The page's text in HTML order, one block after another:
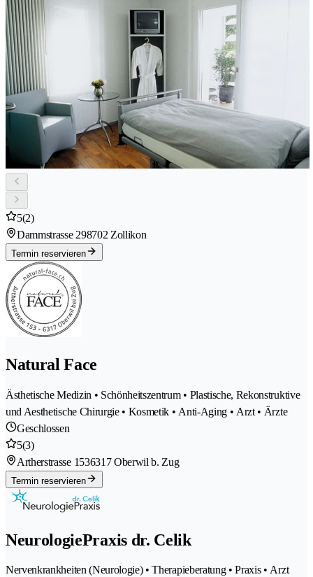
5(2)
Dammstrasse 298702 Zollikon
Termin reservieren
Natural Face
Ästhetische Medizin • Schönheitszentrum • Plastische, Rekonstruktive
und Aesthetische Chirurgie • Kosmetik • Anti-Aging • Arzt • Ärzte
Geschlossen
5(3)
Artherstrasse 1536317 Oberwil b. Zug
Termin reservieren
NeurologiePraxis dr. Celik
Nervenkrankheiten (Neurologie) • Therapieberatung • Praxis • Arzt